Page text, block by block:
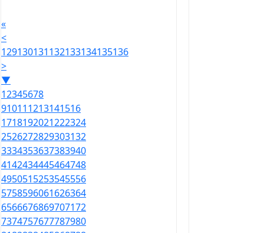
«
<
129130131132133134135136
>
▼
12345678
910111213141516
1718192021222324
2526272829303132
3334353637383940
4142434445464748
4950515253545556
5758596061626364
6566676869707172
7374757677787980